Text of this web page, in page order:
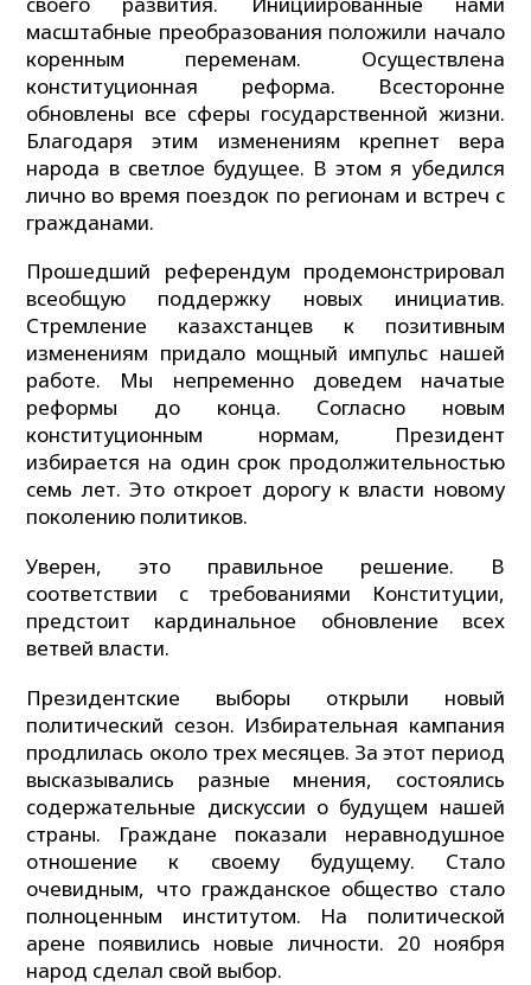
масштабные преобразования положили начало
коренным переменам. Осуществлена
конституционная реформа. Всесторонне
обновлены все сферы государственной жизни.
Благодаря этим изменениям крепнет вера
народа в светлое будущее. В этом я убедился
лично во время поездок по регионам и встреч с
гражданами.
Прошедший референдум продемонстрировал
всеобщую поддержку новых инициатив.
Стремление казахстанцев к позитивным
изменениям придало мощный импульс нашей
работе. Мы непременно доведем начатые
реформы до конца. Согласно новым
конституционным нормам, Президент
избирается на один срок продолжительностью
семь лет. Это откроет дорогу к власти новому
поколению политиков.
Уверен, это правильное решение. В
соответствии с требованиями Конституции,
предстоит кардинальное обновление всех
ветвей власти.
Президентские выборы открыли новый
политический сезон. Избирательная кампания
продлилась около трех месяцев. За этот период
высказывались разные мнения, состоялись
содержательные дискуссии о будущем нашей
страны. Граждане показали неравнодушное
отношение к своему будущему. Стало
очевидным, что гражданское общество стало
полноценным институтом. На политической
арене появились новые личности. 20 ноября
народ сделал свой выбор.